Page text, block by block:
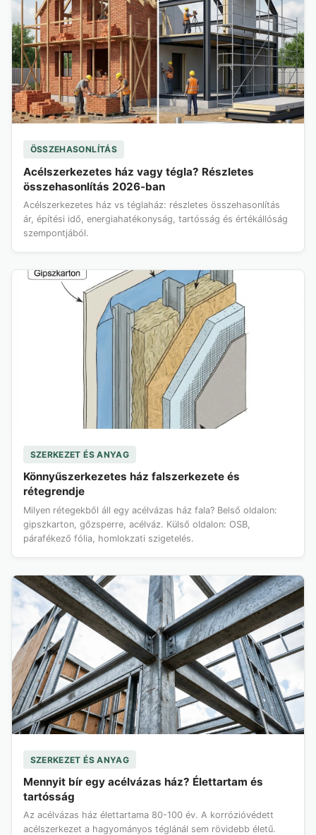
ÖSSZEHASONLÍTÁS
Acélszerkezetes ház vagy tégla? Részletes
összehasonlítás 2026-ban
Acélszerkezetes ház vs téglaház: részletes összehasonlítás
ár, építési idő, energiahatékonyság, tartósság és értékállóság
szempontjából.
SZERKEZET ÉS ANYAG
Könnyűszerkezetes ház falszerkezete és
rétegrendje
Milyen rétegekből áll egy acélvázas ház fala? Belső oldalon:
gipszkarton, gőzsperre, acélváz. Külső oldalon: OSB,
párafékező fólia, homlokzati szigetelés.
SZERKEZET ÉS ANYAG
Mennyit bír egy acélvázas ház? Élettartam és
tartósság
Az acélvázas ház élettartama 80-100 év. A korrózióvédett
acélszerkezet a hagyományos téglánál sem rövidebb életű.